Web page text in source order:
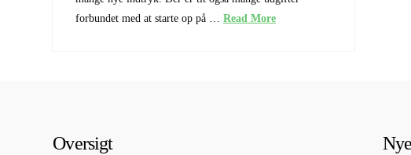
forbundet med at starte op på … Read More
Oversigt